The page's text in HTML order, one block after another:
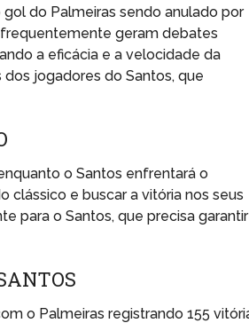
do Palmeiras sendo anulado por
geram debates
a eficácia e a velocidade da
jogadores do Santos, que
o Santos enfrentará o
clássico e buscar a vitória nos seus
para o Santos, que precisa garantir
o Palmeiras registrando 155